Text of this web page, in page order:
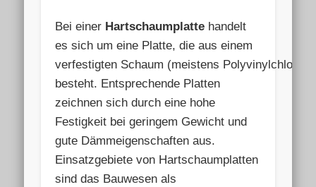
Bei einer Hartschaumplatte handelt
es sich um eine Platte, die aus einem
verfestigten Schaum (meistens Polyvinylchlorid,
besteht. Entsprechende Platten
zeichnen sich durch eine hohe
Festigkeit bei geringem Gewicht und
gute Dämmeigenschaften aus.
Einsatzgebiete von Hartschaumplatten
sind das Bauwesen als